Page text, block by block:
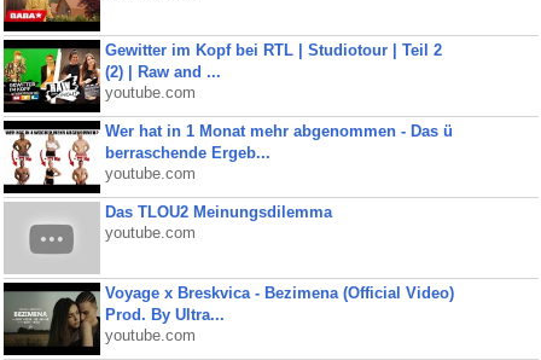
Gewitter im Kopf bei RTL | Studiotour | Teil 2
(2) | Raw and ...
youtube.com
Wer hat in 1 Monat mehr abgenommen - Das ü
berraschende Ergeb...
youtube.com
Das TLOU2 Meinungsdilemma
youtube.com
Voyage x Breskvica - Bezimena (Official Video)
Prod. By Ultra...
youtube.com